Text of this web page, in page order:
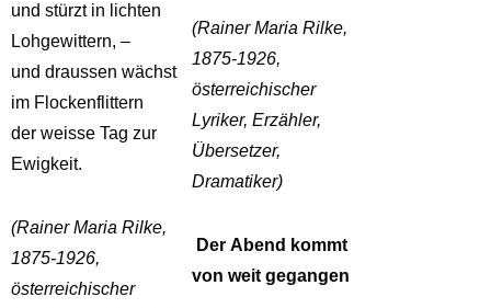
und stürzt in lichten
Lohgewittern, –
und draussen wächst
im Flockenflittern
der weisse Tag zur
Ewigkeit.
(Rainer Maria Rilke,
1875-1926,
österreichischer
(Rainer Maria Rilke,
1875-1926,
österreichischer
Lyriker, Erzähler,
Übersetzer,
Dramatiker)
Der Abend kommt
von weit gegangen